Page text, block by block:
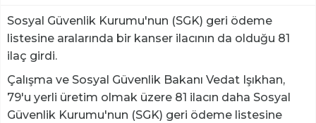
Sosyal Güvenlik Kurumu'nun (SGK) geri ödeme
listesine aralarında bir kanser ilacının da olduğu 81
ilaç girdi.
Çalışma ve Sosyal Güvenlik Bakanı Vedat Işıkhan,
79'u yerli üretim olmak üzere 81 ilacın daha Sosyal
Güvenlik Kurumu'nun (SGK) geri ödeme listesine